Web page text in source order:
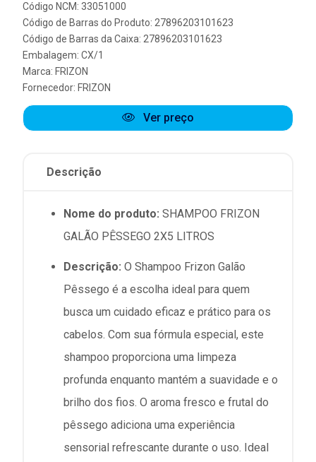
Código NCM: 33051000
Código de Barras do Produto: 27896203101623
Código de Barras da Caixa: 27896203101623
Embalagem: CX/1
Marca: FRIZON
Fornecedor: FRIZON
Ver preço
Descrição
Nome do produto: SHAMPOO FRIZON
GALÃO PÊSSEGO 2X5 LITROS
Descrição: O Shampoo Frizon Galão
Pêssego é a escolha ideal para quem
busca um cuidado eficaz e prático para os
cabelos. Com sua fórmula especial, este
shampoo proporciona uma limpeza
profunda enquanto mantém a suavidade e o
brilho dos fios. O aroma fresco e frutal do
pêssego adiciona uma experiência
sensorial refrescante durante o uso. Ideal